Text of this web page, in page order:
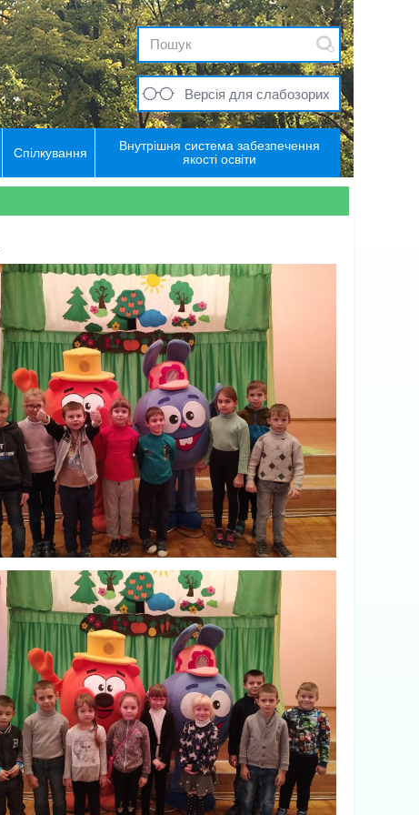
Версія для слабозорих
Спілкування
Внутрішня система забезпечення
якості освіти